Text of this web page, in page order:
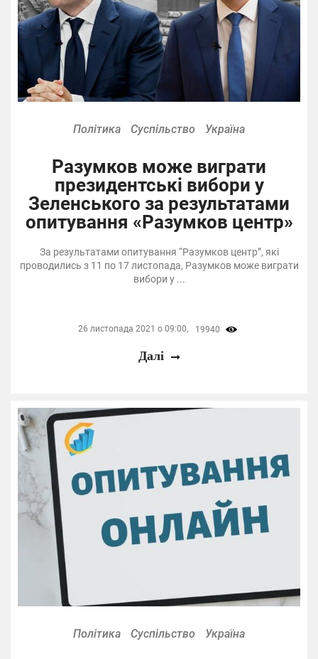
Політика Суспільство Україна
Разумков може виграти
президентські вибори у
Зеленського за результатами
опитування «Разумков центр»
За результатами опитування “Разумков центр”, які
проводились з 11 по 17 листопада, Разумков може виграти
вибори у ...
26 листопада 2021 о 09:00, 19940
Далі
Політика Суспільство Україна